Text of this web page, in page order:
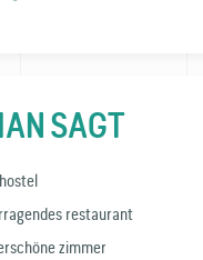
SAGT
restaurant
zimmer